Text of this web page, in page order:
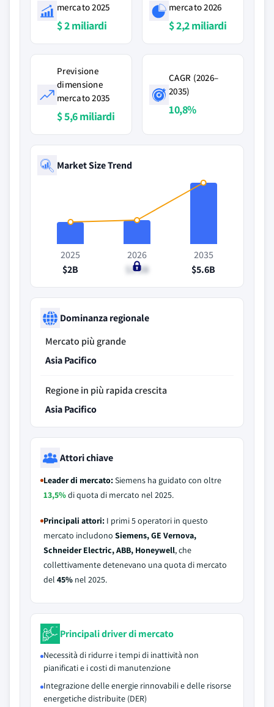
mercato 2025
$ 2 miliardi
mercato 2026
$ 2,2 miliardi
Previsione
dimensione
mercato 2035
$ 5,6 miliardi
CAGR (2026–
2035)
10,8%
Market Size Trend
2025
$2B
2026
$2.2B
2035
$5.6B
Dominanza regionale
Mercato più grande
Asia Pacifico
Regione in più rapida crescita
Asia Pacifico
Attori chiave
Leader di mercato:Siemens ha guidato con oltre
13,5%di quota di mercato nel 2025.
Principali attori: I primi 5 operatori in questo
mercato includono Siemens, GE Vernova,
Schneider Electric, ABB, Honeywell, che
collettivamente detenevano una quota di mercato
del 45% nel 2025.
Principali driver di mercato
Necessità di ridurre i tempi di inattività non
pianificati e i costi di manutenzione
Integrazione delle energie rinnovabili e delle risorse
energetiche distribuite (DER)